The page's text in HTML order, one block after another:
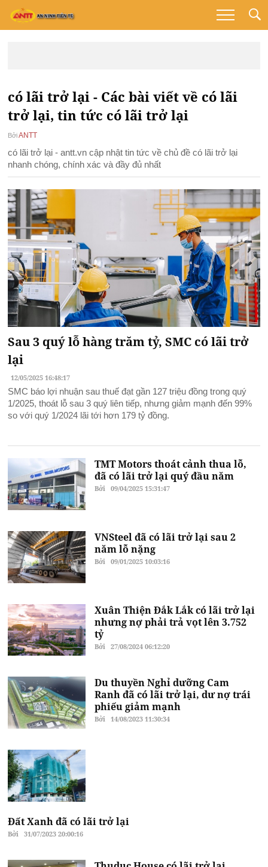
có lãi trở lại - Các bài viết về có lãi
trở lại, tin tức có lãi trở lại
Bởi ANTT
có lãi trở lại - antt.vn cập nhật tin tức về chủ đề có lãi trở lại
nhanh chóng, chính xác và đầy đủ nhất
Sau 3 quý lỗ hàng trăm tỷ, SMC có lãi trở
lại
12/05/2025 16:48:17
SMC báo lợi nhuận sau thuế đạt gần 127 triệu đồng trong quý
1/2025, thoát lỗ sau 3 quý liên tiếp, nhưng giảm mạnh đến 99%
so với quý 1/2024 lãi tới hơn 179 tỷ đồng.
TMT Motors thoát cảnh thua lỗ,
đã có lãi trở lại quý đầu năm
Bởi 09/04/2025 15:31:47
VNSteel đã có lãi trở lại sau 2
năm lỗ nặng
Bởi 09/01/2025 10:03:16
Xuân Thiện Đắk Lắk có lãi trở lại
nhưng nợ phải trả vọt lên 3.752
tỷ
Bởi 27/08/2024 06:12:20
Du thuyền Nghỉ dưỡng Cam
Ranh đã có lãi trở lại, dư nợ trái
phiếu giảm mạnh
Bởi 14/08/2023 11:30:34
Đất Xanh đã có lãi trở lại
Bởi 31/07/2023 20:00:16